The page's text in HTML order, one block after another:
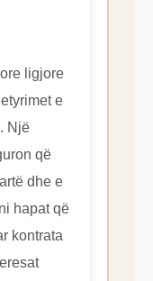
ligjore
e
Një
që
dhe e
hapat që
kontrata